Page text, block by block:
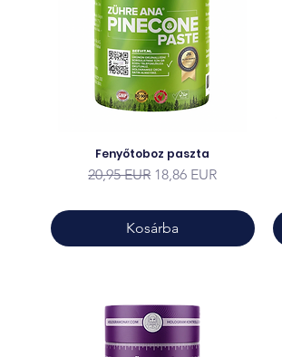
Fenyőtoboz paszta
Szokásos ár
20,95 EUR Akciós ár
18,86 EUR
Kosárba